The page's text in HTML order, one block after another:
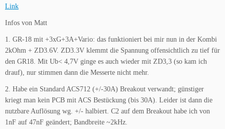
Link
Infos von Matt
1. GR-18 mit +3xG+3A+Vario: das funktioniert bei mir nun in der Kombi
2kOhm + ZD3.6V. ZD3.3V klemmt die Spannung offensichtlich zu tief für
den GR18. Mit Ub< 4,7V ginge es auch wieder mit ZD3,3 (so kam ich
drauf), nur stimmen dann die Messerte nicht mehr.
2. Habe ein Standard ACS712 (+/-30A) Breakout verwandt; günstiger
kriegt man kein PCB mit ACS Bestückung (bis 30A). Leider ist dann die
nutzbare Auflösung wg. +/- halbiert. C2 auf dem Breakout habe ich von
1nF auf 47nF geändert; Bandbreite ~2kHz.